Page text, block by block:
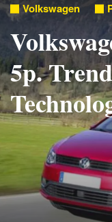
Volkswagen
5p.